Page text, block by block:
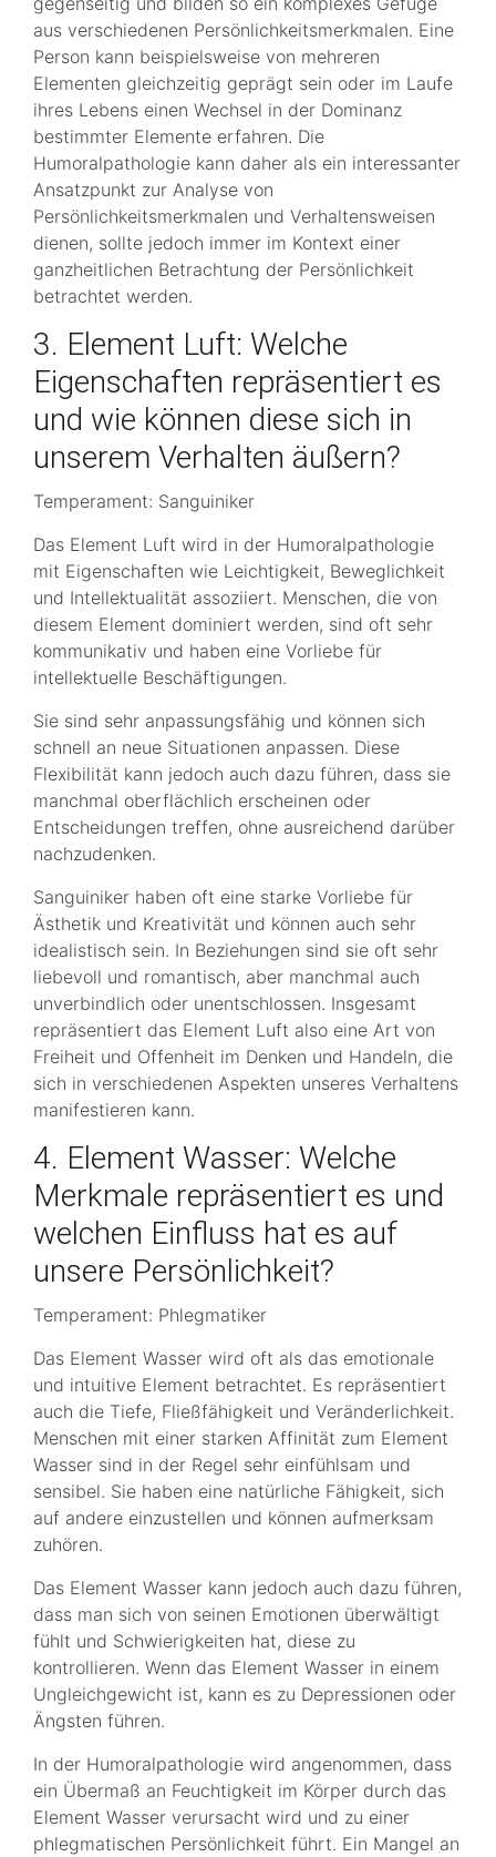
aus verschiedenen Persönlichkeitsmerkmalen. Eine
Person kann beispielsweise von mehreren
Elementen gleichzeitig geprägt sein oder im Laufe
ihres Lebens einen Wechsel in der Dominanz
bestimmter Elemente erfahren. Die
Humoralpathologie kann daher als ein interessanter
Ansatzpunkt zur Analyse von
Persönlichkeitsmerkmalen und Verhaltensweisen
dienen, sollte jedoch immer im Kontext einer
ganzheitlichen Betrachtung der Persönlichkeit
betrachtet werden.
3. Element Luft: Welche
Eigenschaften repräsentiert es
und wie können diese sich in
unserem Verhalten äußern?
Temperament: Sanguiniker
Das Element Luft wird in der Humoralpathologie
mit Eigenschaften wie Leichtigkeit, Beweglichkeit
und Intellektualität assoziiert. Menschen, die von
diesem Element dominiert werden, sind oft sehr
kommunikativ und haben eine Vorliebe für
intellektuelle Beschäftigungen.
Sie sind sehr anpassungsfähig und können sich
schnell an neue Situationen anpassen. Diese
Flexibilität kann jedoch auch dazu führen, dass sie
manchmal oberflächlich erscheinen oder
Entscheidungen treffen, ohne ausreichend darüber
nachzudenken.
Sanguiniker haben oft eine starke Vorliebe für
Ästhetik und Kreativität und können auch sehr
idealistisch sein. In Beziehungen sind sie oft sehr
liebevoll und romantisch, aber manchmal auch
unverbindlich oder unentschlossen. Insgesamt
repräsentiert das Element Luft also eine Art von
Freiheit und Offenheit im Denken und Handeln, die
sich in verschiedenen Aspekten unseres Verhaltens
manifestieren kann.
4. Element Wasser: Welche
Merkmale repräsentiert es und
welchen Einfluss hat es auf
unsere Persönlichkeit?
Temperament: Phlegmatiker
Das Element Wasser wird oft als das emotionale
und intuitive Element betrachtet. Es repräsentiert
auch die Tiefe, Fließfähigkeit und Veränderlichkeit.
Menschen mit einer starken Affinität zum Element
Wasser sind in der Regel sehr einfühlsam und
sensibel. Sie haben eine natürliche Fähigkeit, sich
auf andere einzustellen und können aufmerksam
zuhören.
Das Element Wasser kann jedoch auch dazu führen,
dass man sich von seinen Emotionen überwältigt
fühlt und Schwierigkeiten hat, diese zu
kontrollieren. Wenn das Element Wasser in einem
Ungleichgewicht ist, kann es zu Depressionen oder
Ängsten führen.
In der Humoralpathologie wird angenommen, dass
ein Übermaß an Feuchtigkeit im Körper durch das
Element Wasser verursacht wird und zu einer
phlegmatischen Persönlichkeit führt. Ein Mangel an